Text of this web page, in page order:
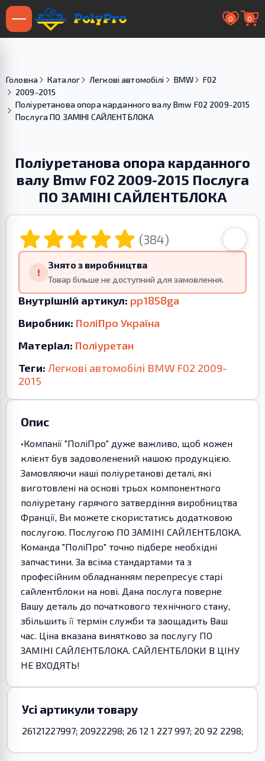
0 0
Головна Каталог Легкові автомобілі BMW
F02
2009-2015
Поліуретанова опора карданного валу Bmw F02 2009-2015
Послуга ПО ЗАМІНІ САЙЛЕНТБЛОКА
Поліуретанова опора карданного
валу Bmw F02 2009-2015 Послуга
ПО ЗАМІНІ САЙЛЕНТБЛОКА
(384)
!
Знято з виробництва
Товар більше не доступний для замовлення.
Внутрішній артикул: pp1858ga
Виробник: ПоліПро Україна
Матеріал: Поліуретан
Теги: Легкові автомобілі BMW F02 2009-
2015
Опис
•Компанії "ПоліПро" дуже важливо, щоб кожен
клієнт був задоволенений нашою продукцією.
Замовляючи наші поліуретанові деталі, які
виготовлені на основі трьох компонентного
поліуретану гарячого затвердіння виробництва
Франції, Ви можете скористатись додатковою
послугою. Послугою ПО ЗАМІНІ САЙЛЕНТБЛОКА.
Команда "ПоліПро" точно підбере необхідні
запчастини. За всіма стандартами та з
професійним обладнанням перепресує старі
сайлентблоки на нові. Дана послуга поверне
Вашу деталь до початкового технічного стану,
збільшить її термін служби та заощадить Ваш
час. Ціна вказана винятково за послугу ПО
ЗАМІНІ САЙЛЕНТБЛОКА. САЙЛЕНТБЛОКИ В ЦІНУ
НЕ ВХОДЯТЬ!
Усі артикули товару
26121227997; 20922298; 26 12 1 227 997; 20 92 2298;